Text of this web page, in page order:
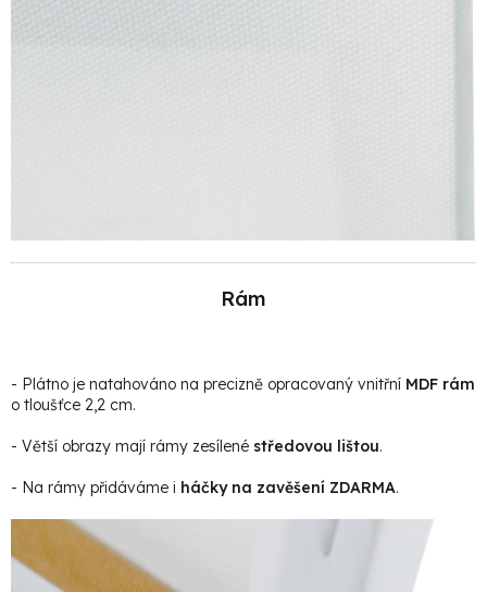
Rám
- Plátno je natahováno na precizně opracovaný vnitřní MDF rám
o tloušťce 2,2 cm.
- Větší obrazy mají rámy zesílené středovou lištou.
- Na rámy přidáváme i háčky na zavěšení ZDARMA.